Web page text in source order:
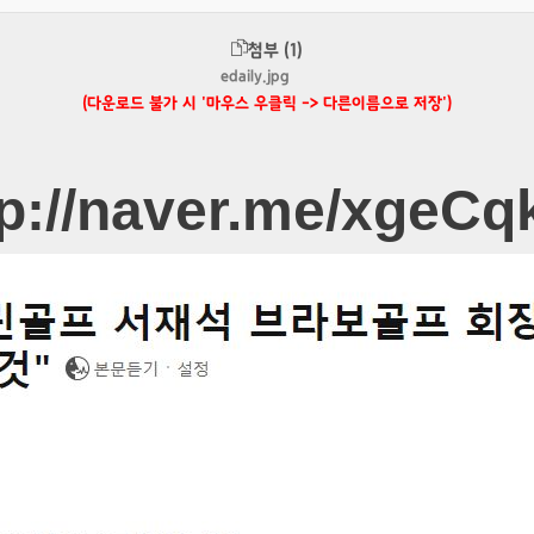
첨부 (1)
edaily.jpg
(다운로드 불가 시 '마우스 우클릭 -> 다른이름으로 저장')
naver.me/